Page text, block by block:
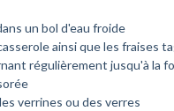
un bol d'eau froide
ainsi que les fraises
régulièrement jusqu'à la
verrines ou des verres